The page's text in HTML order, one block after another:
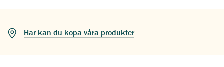
Här kan du köpa våra produkter